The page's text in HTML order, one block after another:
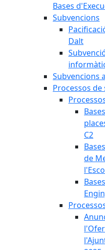
Bases
Subvencions
Dalt
Subvencions
Processos
C2
de